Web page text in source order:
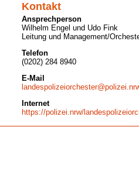
Kontakt
Ansprechperson
Wilhelm Engel und Udo Fink
Leitung und Management/
Telefon
(0202) 284 8940
E-Mail
Internet
https://polizei.nrw/